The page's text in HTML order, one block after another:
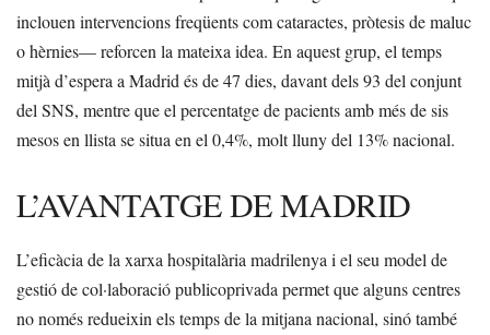
inclouen intervencions freqüents com cataractes, pròtesis de maluc
o hèrnies— reforcen la mateixa idea. En aquest grup, el temps
mitjà d’espera a Madrid és de 47 dies, davant dels 93 del conjunt
del SNS, mentre que el percentatge de pacients amb més de sis
mesos en llista se situa en el 0,4%, molt lluny del 13% nacional.
L’AVANTATGE DE MADRID
L’eficàcia de la xarxa hospitalària madrilenya i el seu model de
gestió de col·laboració publicoprivada permet que alguns centres
no només redueixin els temps de la mitjana nacional, sinó també